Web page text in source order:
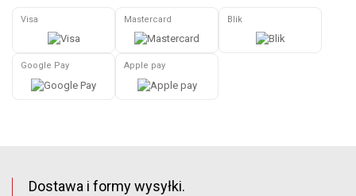
Visa Mastercard Blik
Google Pay Apple pay
Dostawa i formy wysyłki.